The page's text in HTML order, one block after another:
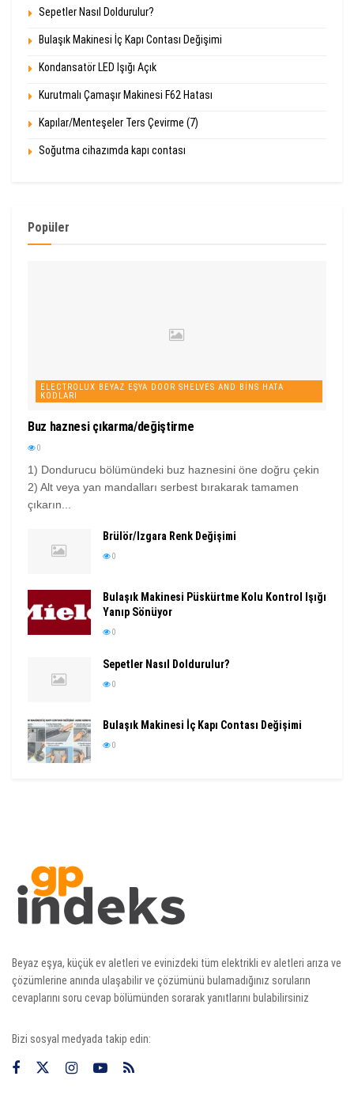
Sepetler Nasıl Doldurulur?
Bulaşık Makinesi İç Kapı Contası Değişimi
Kondansatör LED Işığı Açık
Kurutmalı Çamaşır Makinesi F62 Hatası
Kapılar/Menteşeler Ters Çevirme (7)
Soğutma cihazımda kapı contası
Popüler
ELECTROLUX BEYAZ EŞYA DOOR SHELVES AND BINS HATA
KODLARI
Buz haznesi çıkarma/değiştirme
0
1) Dondurucu bölümündeki buz haznesini öne doğru çekin
2) Alt veya yan mandalları serbest bırakarak tamamen
çıkarın...
Brülör/Izgara Renk Değişimi
0
Bulaşık Makinesi Püskürtme Kolu Kontrol Işığı
Yanıp Sönüyor
0
Sepetler Nasıl Doldurulur?
0
Bulaşık Makinesi İç Kapı Contası Değişimi
0
Beyaz eşya, küçük ev aletleri ve evinizdeki tüm elektrikli ev aletleri arıza ve
çözümlerine anında ulaşabilir ve çözümünü bulamadığınız soruların
cevaplarını soru cevap bölümünden sorarak yanıtlarını bulabilirsiniz
Bizi sosyal medyada takip edin: